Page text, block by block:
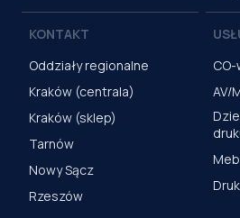
KONTAKT
Oddziały regionalne
Kraków (centrala)
Kraków (sklep)
Tarnów
Nowy Sącz
Rzeszów
AV/